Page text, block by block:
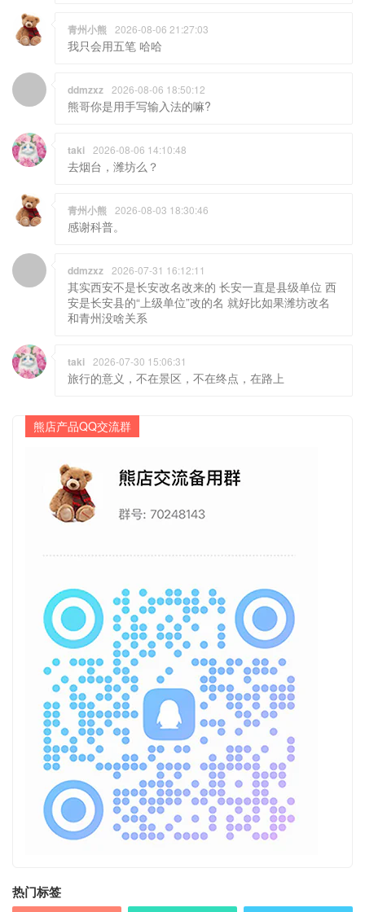
青州小熊 2026-08-06 21:27:03
我只会用五笔 哈哈
ddmzxz 2026-08-06 18:50:12
熊哥你是用手写输入法的嘛?
taki 2026-08-06 14:10:48
去烟台，潍坊么？
青州小熊 2026-08-03 18:30:46
感谢科普。
ddmzxz 2026-07-31 16:12:11
其实西安不是长安改名改来的 长安一直是县级单位 西
安是长安县的“上级单位”改的名 就好比如果潍坊改名
和青州没啥关系
taki 2026-07-30 15:06:31
旅行的意义，不在景区，不在终点，在路上
熊店产品QQ交流群
热门标签